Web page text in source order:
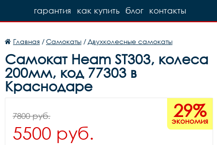
контакты
блог
как купить
гарантия
Главная /Самокаты / Двухколесные самокаты
Самокат Heam ST303, колеса
200мм, код 77303 в
Краснодаре
29%
экономия
7800 руб.
5500 руб.